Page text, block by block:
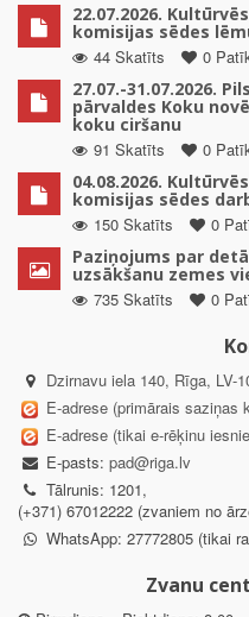
22.07.2026.
komisijas sēdes
44 Skatīts
0
27.07.-31.07.2026.
pārvaldes Koku
koku ciršanu
91 Skatīts
0
04.08.2026.
komisijas sēdes
150 Skatīts
0
Paziņojums par
uzsākšanu zemes
735 Skatīts
0
Dzirnavu iela 140, Rīga, LV-
E-adrese (primārais saziņas
E-adrese (tikai e-rēķinu
E-pasts: pad@riga.lv
Tālrunis: 1201,
(+371) 67012222 (zvaniem no
WhatsApp: 27772805 (tikai
Zvanu